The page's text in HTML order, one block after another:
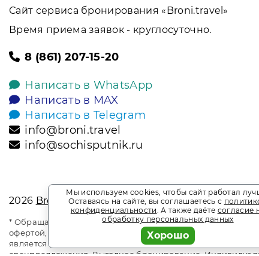
Сайт сервиса бронирования «Broni.travel»
Время приема заявок - круглосуточно.
8 (861) 207-15-20
Написать в WhatsApp
Написать в MAX
Написать в Telegram
info@broni.travel
info@sochisputnik.ru
2026 Broni.travel
* Обращаем ваше внимание на то, что данный интернет-
офертой, определяемой положениями Статьи 437
является информационным сайтом сервиса
Мы используем cookies, чтобы сайт работал
Оставаясь на сайте, вы соглашаетесь с
конфиденциальности. А также даёте согласие
обработку персональных данных
Хорошо